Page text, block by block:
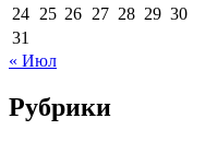
24 25 26 27 28 29 30
31
« Июл
Рубрики